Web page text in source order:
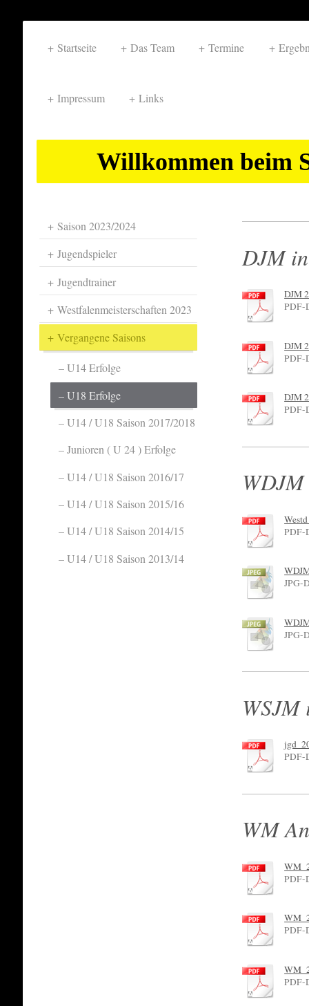
Startseite Das Team Termine
Impressum Links
Willkommen beim
DJM
DJM
PDF-
DJM
PDF-
DJM
PDF-
PDF-
JPG-
JPG-
WSJM
PDF-
WM
PDF-
PDF-
PDF-
Saison 2023/2024
Jugendspieler
Jugendtrainer
Westfalenmeisterschaften 2023
Vergangene Saisons
U14 Erfolge
U18 Erfolge
U14 / U18 Saison 2017/2018
Junioren ( U 24 ) Erfolge
U14 / U18 Saison 2016/17
U14 / U18 Saison 2015/16
U14 / U18 Saison 2014/15
U14 / U18 Saison 2013/14